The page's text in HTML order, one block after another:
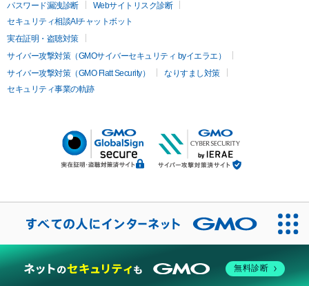
パスワード漏洩診断
Webサイトリスク診断
セキュリティ相談AIチャットボット
実在証明・盗聴対策
サイバー攻撃対策（GMOサイバーセキュリティ byイエラエ）
サイバー攻撃対策（GMO Flatt Security）
なりすまし対策
セキュリティ事業の軌跡
無料診断